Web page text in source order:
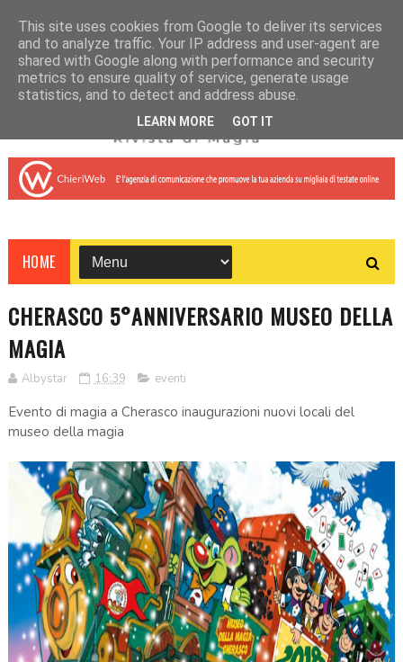
HOME
CHERASCO 5°ANNIVERSARIO MUSEO DELLA
MAGIA
Albystar 16:39 eventi
Evento di magia a Cherasco inaugurazioni nuovi locali del
museo della magia
This site uses cookies from Google to deliver its services
and to analyze traffic. Your IP address and user-agent are
shared with Google along with performance and security
metrics to ensure quality of service, generate usage
statistics, and to detect and address abuse.
LEARN MORE GOT IT